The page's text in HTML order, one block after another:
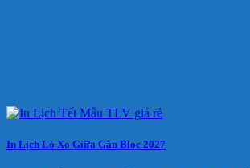
In Lịch Lò Xo Giữa Gắn Bloc 2027